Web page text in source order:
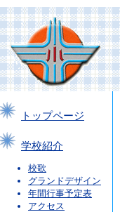
トップページ
学校紹介
校歌
グランドデザイン
年間行事予定表
アクセス